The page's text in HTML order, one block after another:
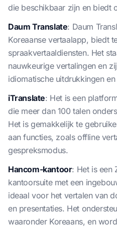
die beschikbaar zijn en biedt
Daum Translate: Daum
Koreaanse vertaalapp, biedt
spraakvertaaldiensten. Het
nauwkeurige vertalingen en
idiomatische uitdrukkingen
iTranslate: Het is een
die meer dan 100 talen
Het is gemakkelijk te
aan functies, zoals offline
gespreksmodus.
Hancom-kantoor: Het is een
kantoorsuite met een
ideaal voor het vertalen van
en presentaties. Het
waaronder Koreaans, en